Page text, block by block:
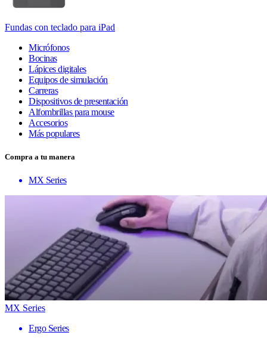
Fundas con teclado para iPad
Micrófonos
Bocinas
Lápices digitales
Equipos de simulación
Carreras
Dispositivos de presentación
Alfombrillas para mouse
Accesorios
Más populares
Compra a tu manera
MX Series
MX Series
Ergo Series